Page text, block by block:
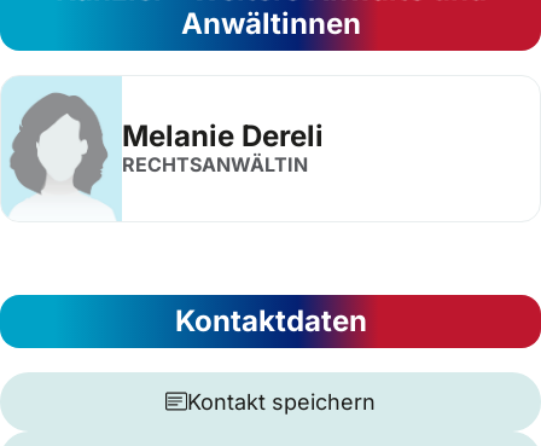
Anwältinnen
Melanie Dereli
RECHTSANWÄLTIN
Kontaktdaten
Kontakt speichern